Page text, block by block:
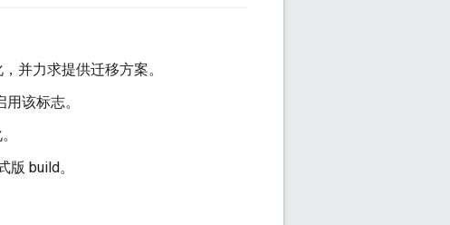
并力求提供迁移方案。
该标志。
版 build。